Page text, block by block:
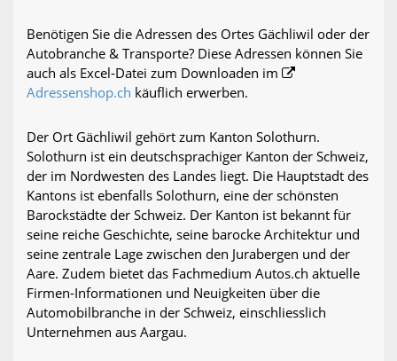
Benötigen Sie die Adressen des Ortes Gächliwil oder der
Autobranche & Transporte? Diese Adressen können Sie
auch als Excel-Datei zum Downloaden im
Adressenshop.ch käuflich erwerben.
Der Ort Gächliwil gehört zum Kanton Solothurn.
Solothurn ist ein deutschsprachiger Kanton der Schweiz,
der im Nordwesten des Landes liegt. Die Hauptstadt des
Kantons ist ebenfalls Solothurn, eine der schönsten
Barockstädte der Schweiz. Der Kanton ist bekannt für
seine reiche Geschichte, seine barocke Architektur und
seine zentrale Lage zwischen den Jurabergen und der
Aare. Zudem bietet das Fachmedium Autos.ch aktuelle
Firmen-Informationen und Neuigkeiten über die
Automobilbranche in der Schweiz, einschliesslich
Unternehmen aus Aargau.